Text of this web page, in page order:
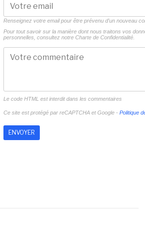
Renseignez votre email pour être prévenu d'un nouveau
Pour tout savoir sur la manière dont nous traitons vos
personnelles, consultez notre Charte de Confidentialité.
Le code HTML est interdit dans les commentaires
Ce site est protégé par reCAPTCHA et Google - Politique